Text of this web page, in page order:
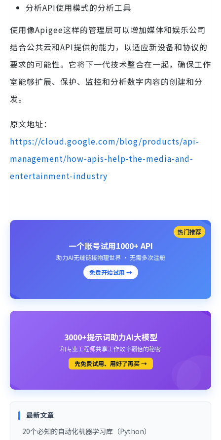
分析API使用模式的分析工具
使用像Apigee这样的管理层可以增加媒体和娱乐公司
结合公共云和API提供的能力，以适应新设备和协议的
要求的可能性。它将下一代技术整合在一起，确保工作
室能够扩展、保护、监控和分析数字内容的创建和分
发。
原文地址：
https://cloud.google.com/blog/products/api-
management/how-apis-help-the-media-and-
entertainment-industry
热门推荐
一个账号试用1000+ API
助力AI无缝链接物理世界 · 无需多次注册
免费开始试用 →
3000+提示词助力AI大模型
和专业工程师共享工作效率翻倍的秘密
先免费试用、用好了再买 →
最新文章
20个必知的自动化机器学习库（Python）